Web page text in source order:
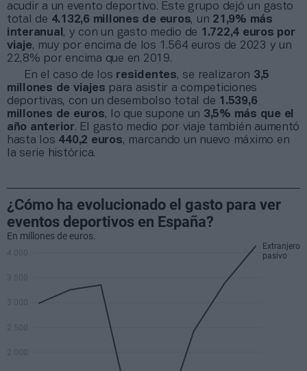
acudir a un evento deportivo. Este grupo dejó un gasto
total de 4.132,6 millones de euros, un 21,9% más
interanual , y con un gasto medio de 1.722,4 euros por
viaje, muy por encima de los 1.564 euros de 2023 y un
22,8% por encima que en 2019.
En el caso de los residentes, se realizaron 3,5
millones de viajes para asistir a competiciones
deportivas, con un desembolso total de 1.539,6
millones de euros, lo que supone un 3,5% más que el
año anterior. El gasto medio por viaje también aumentó
hasta los 440,2 euros, marcando un nuevo máximo en
la serie histórica.